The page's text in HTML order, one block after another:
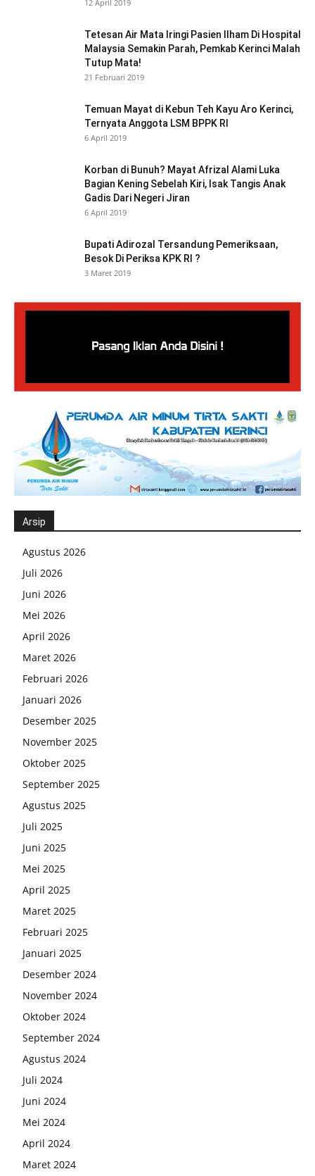
12 April 2019
Tetesan Air Mata Iringi Pasien Ilham Di Hospital
Malaysia Semakin Parah, Pemkab Kerinci Malah
Tutup Mata!
21 Februari 2019
Temuan Mayat di Kebun Teh Kayu Aro Kerinci,
Ternyata Anggota LSM BPPK RI
6 April 2019
Korban di Bunuh? Mayat Afrizal Alami Luka
Bagian Kening Sebelah Kiri, Isak Tangis Anak
Gadis Dari Negeri Jiran
6 April 2019
Bupati Adirozal Tersandung Pemeriksaan,
Besok Di Periksa KPK RI ?
3 Maret 2019
Arsip
Agustus 2026
Juli 2026
Juni 2026
Mei 2026
April 2026
Maret 2026
Februari 2026
Januari 2026
Desember 2025
November 2025
Oktober 2025
September 2025
Agustus 2025
Juli 2025
Juni 2025
Mei 2025
April 2025
Maret 2025
Februari 2025
Januari 2025
Desember 2024
November 2024
Oktober 2024
September 2024
Agustus 2024
Juli 2024
Juni 2024
Mei 2024
April 2024
Maret 2024